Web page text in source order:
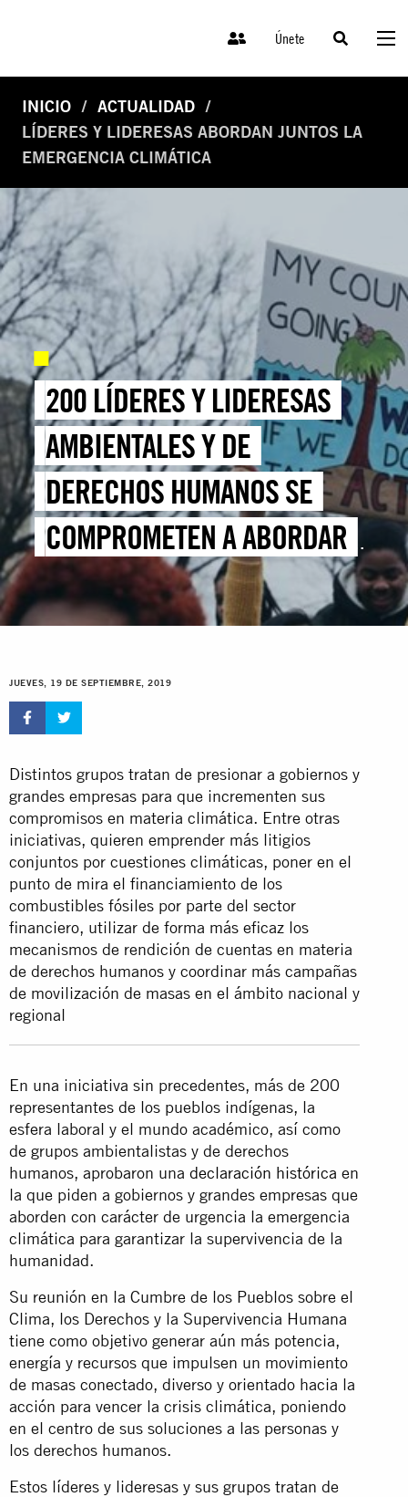
Únete
INICIO
ACTUALIDAD
LÍDERES Y LIDERESAS ABORDAN JUNTOS LA
EMERGENCIA CLIMÁTICA
200 LÍDERES Y LIDERESAS
AMBIENTALES Y DE
DERECHOS HUMANOS SE
COMPROMETEN A ABORDAR
JUNTOS LA EMERGENCIA
CLIMÁTICA
JUEVES, 19 DE SEPTIEMBRE, 2019
Distintos grupos tratan de presionar a gobiernos y
grandes empresas para que incrementen sus
compromisos en materia climática. Entre otras
iniciativas, quieren emprender más litigios
conjuntos por cuestiones climáticas, poner en el
punto de mira el financiamiento de los
combustibles fósiles por parte del sector
financiero, utilizar de forma más eficaz los
mecanismos de rendición de cuentas en materia
de derechos humanos y coordinar más campañas
de movilización de masas en el ámbito nacional y
regional
En una iniciativa sin precedentes, más de 200
representantes de los pueblos indígenas, la
esfera laboral y el mundo académico, así como
de grupos ambientalistas y de derechos
humanos, aprobaron una declaración histórica en
la que piden a gobiernos y grandes empresas que
aborden con carácter de urgencia la emergencia
climática para garantizar la supervivencia de la
humanidad.
Su reunión en la Cumbre de los Pueblos sobre el
Clima, los Derechos y la Supervivencia Humana
tiene como objetivo generar aún más potencia,
energía y recursos que impulsen un movimiento
de masas conectado, diverso y orientado hacia la
acción para vencer la crisis climática, poniendo
en el centro de sus soluciones a las personas y
los derechos humanos.
Estos líderes y lideresas y sus grupos tratan de